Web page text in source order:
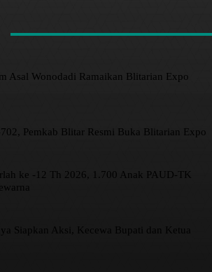
Asal Wonodadi Ramaikan Blitarian Expo
Pemkab Blitar Resmi Buka Blitarian Expo
ke -12 Th 2026, 1.700 Anak PAUD-TK
Siapkan Aksi, Kecewa Bupati dan Ketua